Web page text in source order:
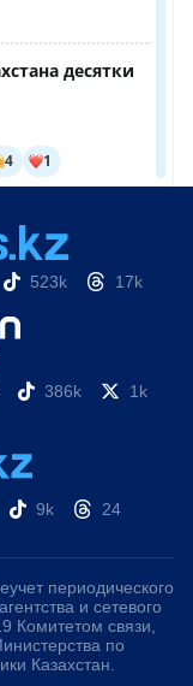
523k 17k
386k
1k
9k 24
периодического
и сетевого
Комитетом связи,
по
Казахстан.